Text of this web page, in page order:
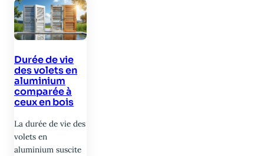
Durée de vie
des volets en
aluminium
comparée à
ceux en bois
La durée de vie des
volets en
aluminium suscite